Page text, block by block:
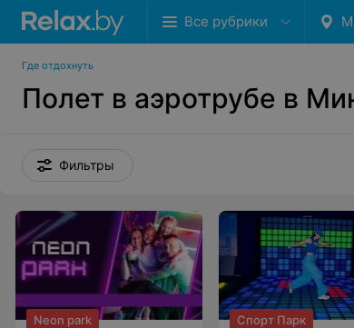
Все рубрики
Где отдохнуть
Полет в аэротрубе в
Фильтры
Neon park
Спорт Парк